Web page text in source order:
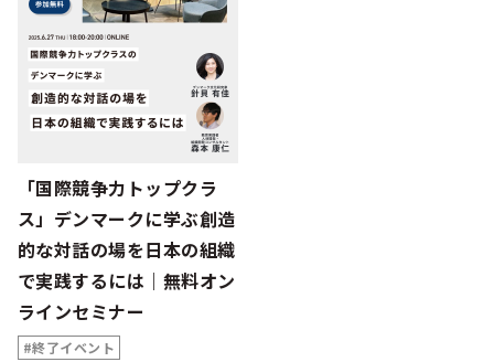
「国際競争力トップクラ
ス」デンマークに学ぶ創造
的な対話の場を日本の組織
で実践するには｜無料オン
ラインセミナー
#終了イベント